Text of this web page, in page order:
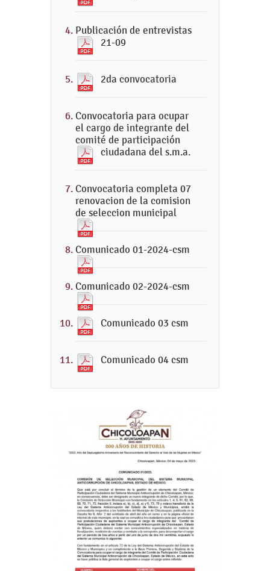
Publicación de entrevistas
21-09
2da convocatoria
Convocatoria para ocupar
el cargo de integrante del
comité de participación
ciudadana del s.m.a.
Convocatoria completa 07
renovacion de la comision
de seleccion municipal
Comunicado 01-2024-csm
Comunicado 02-2024-csm
Comunicado 03 csm
Comunicado 04 csm